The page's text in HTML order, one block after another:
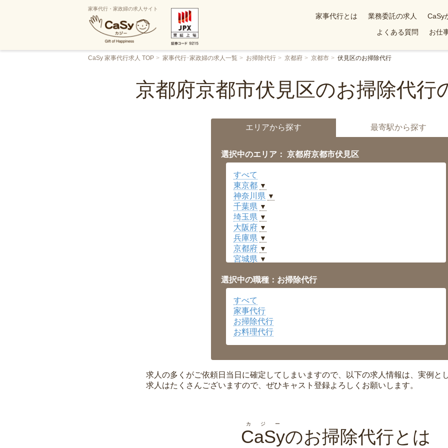
家事代行・家政婦の求人サイト
家事代行とは 業務委託の求人 CaSy
よくある質問
お仕
CaSy 家事代行求人 TOP 家事代行･家政婦の求人一覧 お掃除代行 京都府 京都市 伏見区のお掃除代行
京都府京都市伏見区のお掃除代行
エリアから探す 最寄駅から探す
選択中のエリア： 京都府京都市伏見区
すべて
東京都 ▼
神奈川県 ▼
千葉県 ▼
埼玉県 ▼
大阪府 ▼
兵庫県 ▼
京都府 ▼
宮城県 ▼
福井県 ▼
岡山県 ▼
広島県
沖縄県 ▼
選択中の職種：お掃除代行
すべて
家事代行
お掃除代行
お料理代行
求人の多くがご依頼日当日に確定してしまいますので、以下の求人情報は、実例と
求人はたくさんございますので、ぜひキャスト登録よろしくお願いします。
CaSy
カジー
のお掃除代行とは